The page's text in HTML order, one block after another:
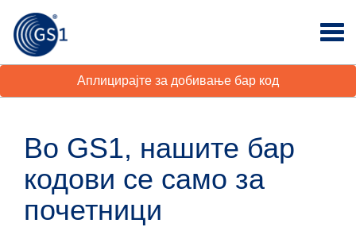
Аплицирајте за добивање бар код
Во GS1, нашите бар
кодови се само за
почетници